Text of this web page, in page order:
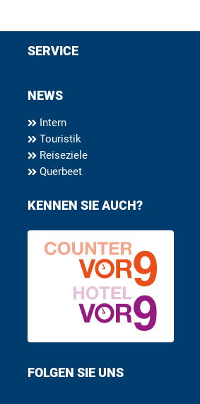
SERVICE
NEWS
Intern
Touristik
Reiseziele
Querbeet
KENNEN SIE AUCH?
FOLGEN SIE UNS